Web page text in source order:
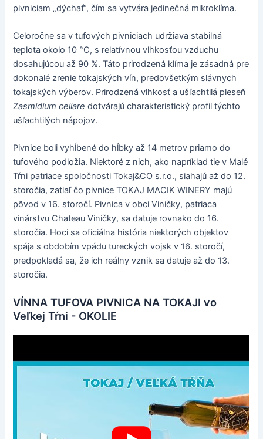
pivniciam „dýchať“, čím sa vytvára jedinečná mikroklíma.
Celoročne sa v tufových pivniciach udržiava stabilná
teplota okolo 10 °C, s relatívnou vlhkosťou vzduchu
dosahujúcou až 90 %. Táto prirodzená klíma je zásadná pre
dokonalé zrenie tokajských vín, predovšetkým slávnych
tokajských výberov. Prirodzená vlhkosť a ušľachtilá pleseň
Zasmidium cellare dotvárajú charakteristický profil týchto
ušľachtilých nápojov.
Pivnice boli vyhĺbené do hĺbky až 14 metrov priamo do
tufového podložia. Niektoré z nich, ako napríklad tie v Malé
Tŕni patriace spoločnosti Tokaj&CO s.r.o., siahajú až do 12.
storočia, zatiaľ čo pivnice TOKAJ MACIK WINERY majú
pôvod v 16. storočí. Pivnica v obci Viničky, patriaca
vinárstvu Chateau Viničky, sa datuje rovnako do 16.
storočia. Hoci sa oficiálna história niektorých objektov
spája s obdobím vpádu tureckých vojsk v 16. storočí,
predpokladá sa, že ich reálny vznik sa datuje až do 13.
storočia.
VÍNNA TUFOVA PIVNICA NA TOKAJI vo
Veľkej Tŕni - OKOLIE